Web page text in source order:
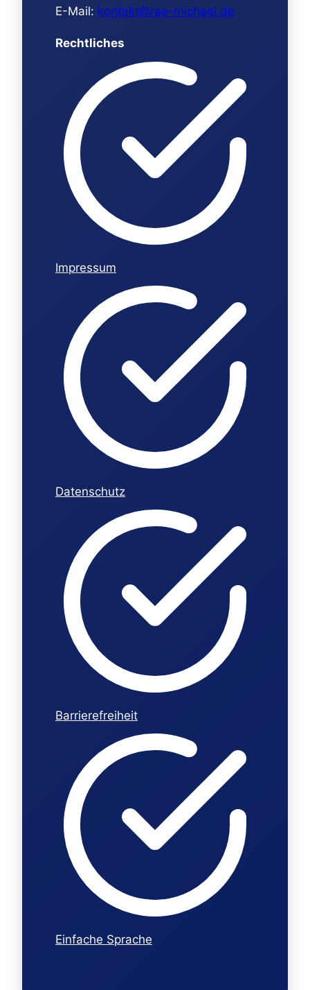
E-Mail: kontakt@rae-michael.de
Rechtliches
Impressum
Datenschutz
Barrierefreiheit
Einfache Sprache